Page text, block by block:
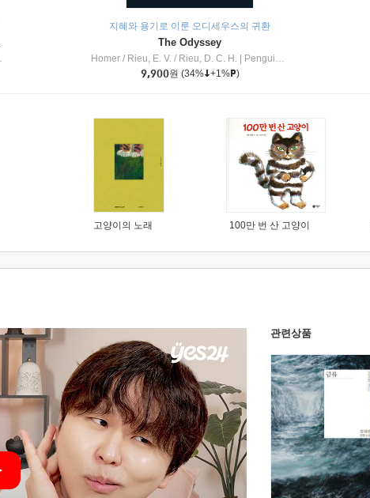
지혜와 용기로 이룬 오디세우스의 귀환
The Odyssey
Homer / Rieu, E. V. / Rieu, D. C. H.
Penguin Group
9,900원 (34% +1% )
고양이의 노래 100만 번 산 고양이
관련상품